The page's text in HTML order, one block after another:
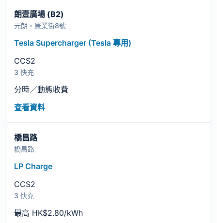
朗壹廣場 (B2)
元朗，康業街8號
Tesla Supercharger (Tesla 專用)
CCS2
3 快充
分時／動態收費
查看資料
橋昌路
橋昌路
LP Charge
CCS2
3 快充
最高 HK$2.80/kWh